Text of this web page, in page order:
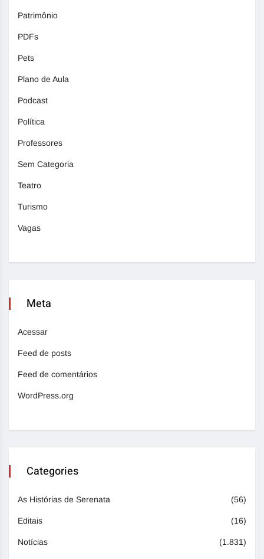
Patrimônio
PDFs
Pets
Plano de Aula
Podcast
Política
Professores
Sem Categoria
Teatro
Turismo
Vagas
Meta
Acessar
Feed de posts
Feed de comentários
WordPress.org
Categories
As Histórias de Serenata (56)
Editais (16)
Notícias (1.831)